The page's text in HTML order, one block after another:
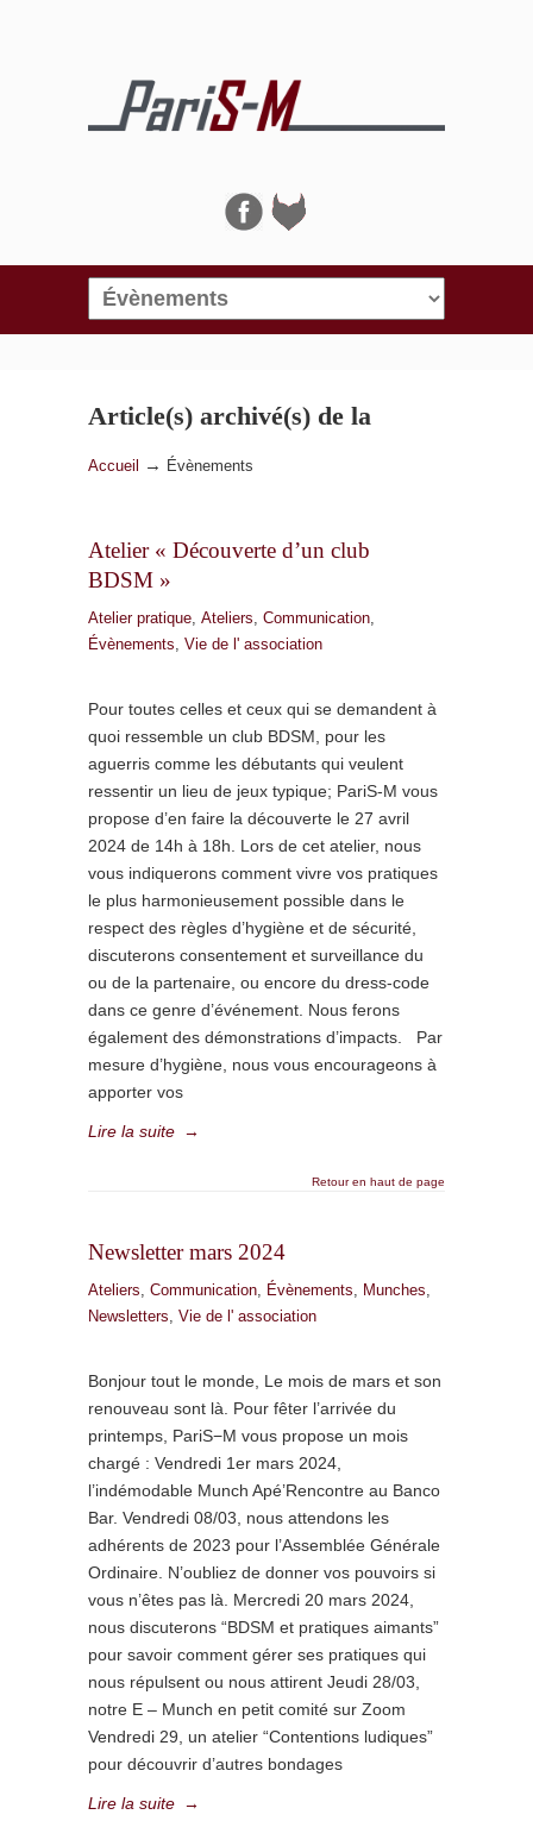
Navigation
Article(s) archivé(s) de la
catégorieÉvènements
Accueil → Évènements
Atelier « Découverte d’un club
BDSM »
Atelier pratique, Ateliers, Communication,
Évènements, Vie de l' association
Pour toutes celles et ceux qui se demandent à
quoi ressemble un club BDSM, pour les
aguerris comme les débutants qui veulent
ressentir un lieu de jeux typique; PariS-M vous
propose d’en faire la découverte le 27 avril
2024 de 14h à 18h. Lors de cet atelier, nous
vous indiquerons comment vivre vos pratiques
le plus harmonieusement possible dans le
respect des règles d’hygiène et de sécurité,
discuterons consentement et surveillance du
ou de la partenaire, ou encore du dress-code
dans ce genre d’événement. Nous ferons
également des démonstrations d’impacts. Par
mesure d’hygiène, nous vous encourageons à
apporter vos
Lire la suite →
Retour en haut de page
Newsletter mars 2024
Ateliers, Communication, Évènements, Munches,
Newsletters, Vie de l' association
Bonjour tout le monde, Le mois de mars et son
renouveau sont là. Pour fêter l’arrivée du
printemps, PariS−M vous propose un mois
chargé : Vendredi 1er mars 2024,
l’indémodable Munch Apé’Rencontre au Banco
Bar. Vendredi 08/03, nous attendons les
adhérents de 2023 pour l’Assemblée Générale
Ordinaire. N’oubliez de donner vos pouvoirs si
vous n’êtes pas là. Mercredi 20 mars 2024,
nous discuterons “BDSM et pratiques aimants”
pour savoir comment gérer ses pratiques qui
nous répulsent ou nous attirent Jeudi 28/03,
notre E – Munch en petit comité sur Zoom
Vendredi 29, un atelier “Contentions ludiques”
pour découvrir d’autres bondages
Lire la suite →